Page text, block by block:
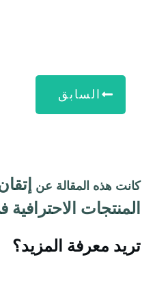
السابق
هذه المقالة عنإتقان
الاحترافية في
معرفة المزيد؟